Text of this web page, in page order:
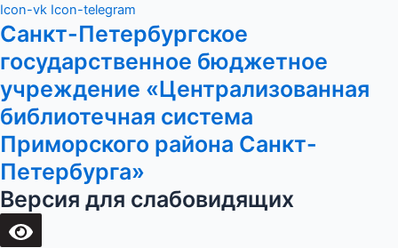
Перейти
к
Icon-vk Icon-telegram
Санкт-Петербургское
государственное бюджетное
учреждение «Централизованная
библиотечная система
Приморского района Санкт-
Петербурга»
Версия для слабовидящих
Main
Menu